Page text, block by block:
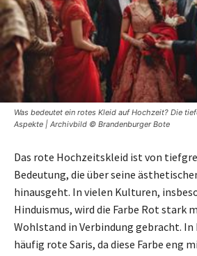
Was bedeutet ein rotes Kleid auf Hochzeit? Die
Aspekte | Archivbild © Brandenburger Bote
Das rote Hochzeitskleid ist von
Bedeutung, die über seine
hinausgeht. In vielen Kulturen,
Hinduismus, wird die Farbe Rot stark
Wohlstand in Verbindung gebracht.
häufig rote Saris, da diese Farbe eng